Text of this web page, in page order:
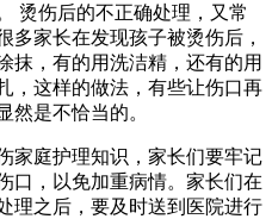
烫伤后的不正确处理，又常
多家长在发现孩子被烫伤后，
抹，有的用洗洁精，还有的用
，这样的做法，有些让伤口再
然是不恰当的。
家庭护理知识，家长们要牢记
口，以免加重病情。家长们在
理之后，要及时送到医院进行